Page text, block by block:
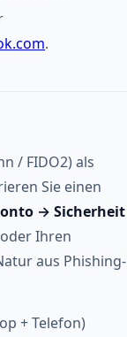
.
/ FIDO2) als
Sie einen
→ Sicherheit
Ihren
aus Phishing-
+ Telefon)